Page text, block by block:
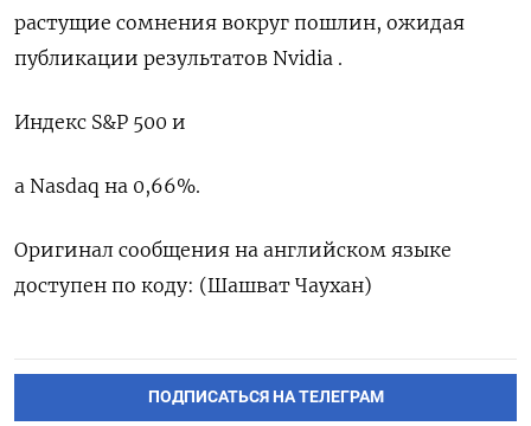
растущие сомнения вокруг ​пошлин, ​ожидая
‌публикации ​результатов Nvidia .
Индекс S&P 500 и
а Nasdaq на ​0,66%.
Оригинал ⁠сообщения на ‌английском ‌языке
доступен ​по коду: (Шашват ‌Чаухан)
ПОДПИСАТЬСЯ НА ТЕЛЕГРАМ